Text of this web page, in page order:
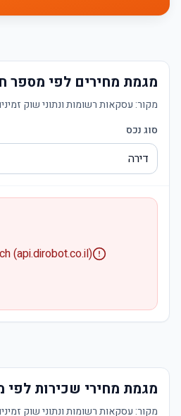
מגמת מחירים לפי מספר
מקור: עסקאות רשומות ונתוני שוק
סוג נכס
(api.dirobot.co.il)
מגמת מחירי שכירות לפי
מקור: עסקאות רשומות ונתוני שוק